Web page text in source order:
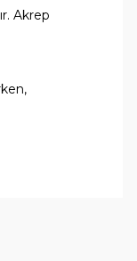
Akrep